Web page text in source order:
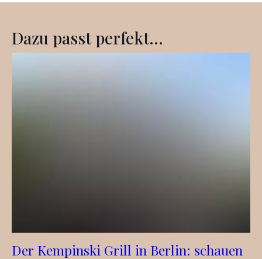
Dazu passt perfekt...
Der Kempinski Grill in Berlin: schauen